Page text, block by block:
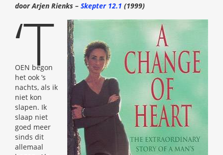
door Arjen Rienks – Skepter 12.1 (1999)
‘T
OEN begon
het ook ’s
nachts, als ik
niet kon
slapen. Ik
slaap niet
goed meer
sinds dit
allemaal